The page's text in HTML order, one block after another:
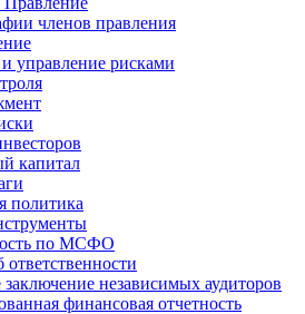
членов правления
управление рисками
капитал
политика
по МСФО
ответственности
заключение независимых аудиторов
финансовая отчетность